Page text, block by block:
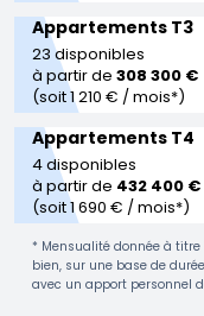
Appartements T3
23 disponibles
à partir de308 300 €
(soit 1 210 € / mois*)
Appartements T4
4 disponibles
à partir de 432 400 €
(soit 1 690 € / mois*)
* Mensualité donnée à
bien, sur une base de
avec un apport personnel